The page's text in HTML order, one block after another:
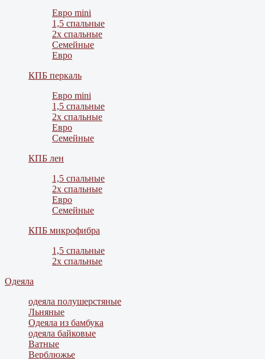
Евро mini
1,5 спальные
2х спальные
Семейные
Евро
КПБ перкаль
Евро mini
1,5 спальные
2х спальные
Евро
Семейные
КПБ лен
1,5 спальные
2х спальные
Евро
Семейные
КПБ микрофибра
1,5 спальные
2х спальные
Одеяла
одеяла полушерстяные
Льняные
Одеяла из бамбука
одеяла байковые
Ватные
Верблюжье